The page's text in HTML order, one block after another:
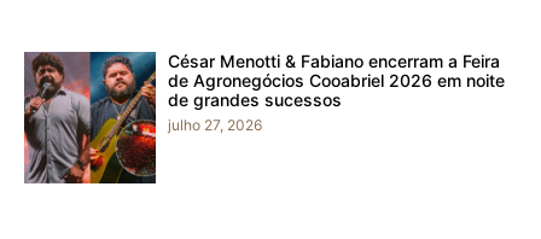
César Menotti & Fabiano encerram a Feira
de Agronegócios Cooabriel 2026 em noite
de grandes sucessos
julho 27, 2026